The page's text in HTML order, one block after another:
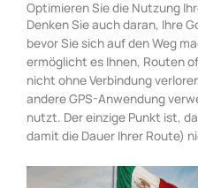
Optimieren Sie die Nutzung
Denken Sie auch daran, Ihre
bevor Sie sich auf den Weg
ermöglicht es Ihnen, Routen
nicht ohne Verbindung
andere GPS-Anwendung
nutzt. Der einzige Punkt ist,
damit die Dauer Ihrer Route)